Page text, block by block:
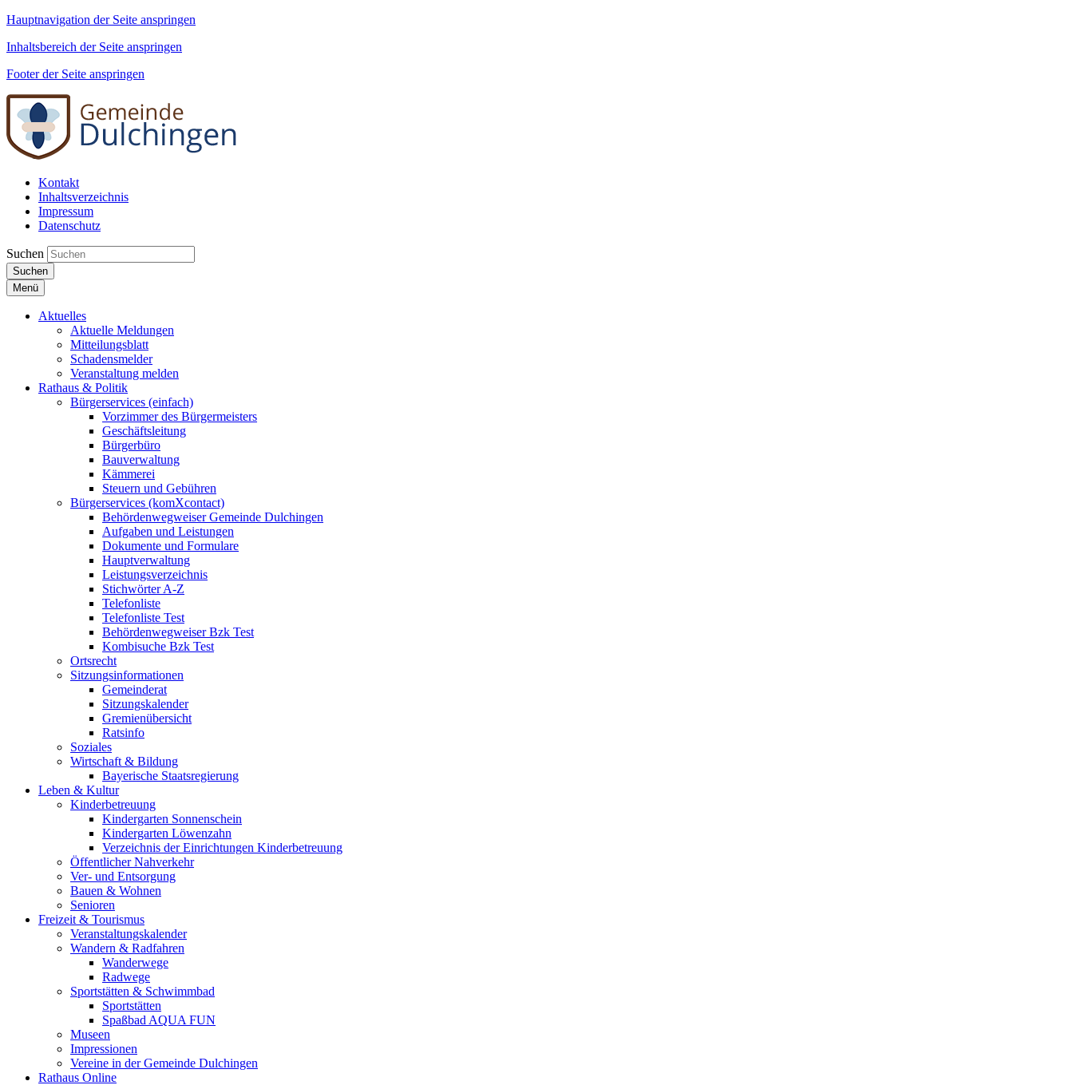
Hauptnavigation der Seite anspringen
Inhaltsbereich der Seite anspringen
Footer der Seite anspringen
Kontakt
Inhaltsverzeichnis
Impressum
Datenschutz
Suchen
Suchen
Menü
Aktuelles
Aktuelle Meldungen
Mitteilungsblatt
Schadensmelder
Veranstaltung melden
Rathaus & Politik
Bürgerservices (einfach)
Vorzimmer des Bürgermeisters
Geschäftsleitung
Bürgerbüro
Bauverwaltung
Kämmerei
Steuern und Gebühren
Bürgerservices (komXcontact)
Behördenwegweiser Gemeinde Dulchingen
Aufgaben und Leistungen
Dokumente und Formulare
Hauptverwaltung
Leistungsverzeichnis
Stichwörter A-Z
Telefonliste
Telefonliste Test
Behördenwegweiser Bzk Test
Kombisuche Bzk Test
Ortsrecht
Sitzungsinformationen
Gemeinderat
Sitzungskalender
Gremienübersicht
Ratsinfo
Soziales
Wirtschaft & Bildung
Bayerische Staatsregierung
Leben & Kultur
Kinderbetreuung
Kindergarten Sonnenschein
Kindergarten Löwenzahn
Verzeichnis der Einrichtungen Kinderbetreuung
Öffentlicher Nahverkehr
Ver- und Entsorgung
Bauen & Wohnen
Senioren
Freizeit & Tourismus
Veranstaltungskalender
Wandern & Radfahren
Wanderwege
Radwege
Sportstätten & Schwimmbad
Sportstätten
Spaßbad AQUA FUN
Museen
Impressionen
Vereine in der Gemeinde Dulchingen
Rathaus Online